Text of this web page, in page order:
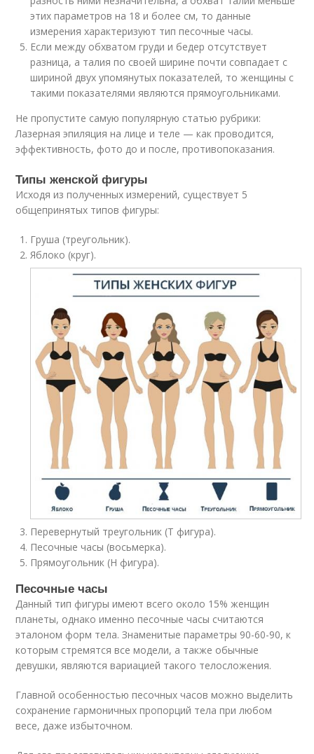
этих параметров на 18 и более см, то данные
измерения характеризуют тип песочные часы.
Если между обхватом груди и бедер отсутствует
разница, а талия по своей ширине почти совпадает с
шириной двух упомянутых показателей, то женщины с
такими показателями являются прямоугольниками.
Не пропустите самую популярную статью рубрики:
Лазерная эпиляция на лице и теле — как проводится,
эффективность, фото до и после, противопоказания.
Типы женской фигуры
Исходя из полученных измерений, существует 5
общепринятых типов фигуры:
Груша (треугольник).
Яблоко (круг).
Перевернутый треугольник (Т фигура).
Песочные часы (восьмерка).
Прямоугольник (H фигура).
Песочные часы
Данный тип фигуры имеют всего около 15% женщин
планеты, однако именно песочные часы считаются
эталоном форм тела. Знаменитые параметры 90-60-90, к
которым стремятся все модели, а также обычные
девушки, являются вариацией такого телосложения.
Главной особенностью песочных часов можно выделить
сохранение гармоничных пропорций тела при любом
весе, даже избыточном.